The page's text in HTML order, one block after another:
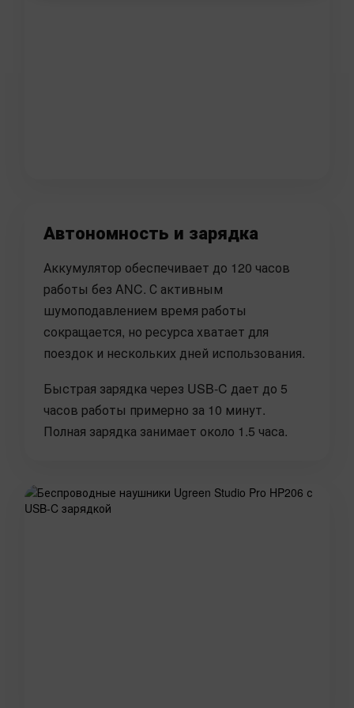
Автономность и зарядка
Аккумулятор обеспечивает до 120 часов
работы без ANC. С активным
шумоподавлением время работы
сокращается, но ресурса хватает для
поездок и нескольких дней использования.
Быстрая зарядка через USB-C дает до 5
часов работы примерно за 10 минут.
Полная зарядка занимает около 1.5 часа.